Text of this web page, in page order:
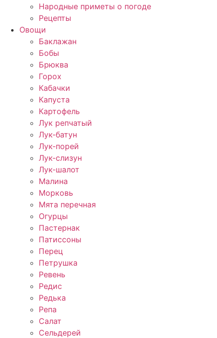
Народные приметы о погоде
Рецепты
Овощи
Баклажан
Бобы
Брюква
Горох
Кабачки
Капуста
Картофель
Лук репчатый
Лук-батун
Лук-порей
Лук-слизун
Лук-шалот
Малина
Морковь
Мята перечная
Огурцы
Пастернак
Патиссоны
Перец
Петрушка
Ревень
Редис
Редька
Репа
Салат
Сельдерей